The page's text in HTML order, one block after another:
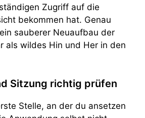
Zugriff auf die
bekommen hat. Genau
sauberer Neuaufbau der
als wildes Hin und Her in den
Sitzung richtig prüfen
Stelle, an der du ansetzen